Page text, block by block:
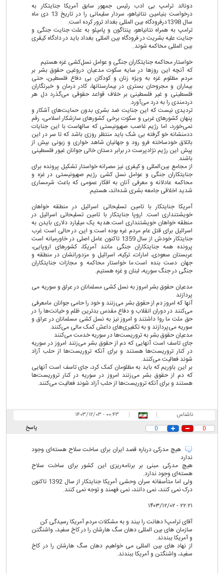
دونالد ترامپ بی ادب رئیس جمهور سابق آمریکا جنایتکار به
درخواست بنیامین نتانیاهو، سردار سلیمانی را در تاریخ 13 دی ماه
سال 1398درفرودگاه بین المللی بغداد ترور کرده است.
ترامپ به همراه نتانیاهو، پنتاگون و پامپئو به علت جنایت جنگی و
جنایت علیه بشریت در فرودگاه بین المللی بغداد باید در دادگاه کیقری
بین المللی مخاکمه شوند..
خواستار محاکمه جنایتکاران جنگی و عوامل نسل‌کشی غزه هستیم
که آنچه این روزها در سایه سکوت مدعیان دروغین حقوق بشر بر
مردم مظلوم غزه به ویژه زنان و کودکان بی دفاع فلسطین، حتی
بیماران و مجروحان بستری در بیمارستانها، کادر درمان و خبرنگاران
فلسطینی و غیر فلسطینی بر خلاف قواعد حقوقی می‌گذرد دل هر
دردمندی را به درد می‌آورد.
تردیدی نیست که این جنایت ضد بشری بدون حمایت‌های آشکار و
پنهان کشورهای غربی و سکوت برخی کشورهای سازشکار اسلامی، رقم
نمی‌خورد، اما رژیم غاصب صهیونیستی که سالهاست با این جنایات
ددمنشانه خو گرفته بی شک باید منتظر روزی باشد که تا سر در این
باتلاق خودساخته فرو رود و جهانیان شاهد خواری و زبونی بیش از
پیش این رژیم نژادپرست در برابر دستان خالی جوانان غیور فلسطینی
باشند.
از مجامع بین‌المللی و کیفری نیز مصرانه خواستار تشکیل پرونده برای
جنایتکاران جنگی و عوامل نسل کشی رژیم صهیونیستی در غزه و
محاکمه عادلانه و معرفی آنان به افکار عمومی که باعث شرمساری
شدید اخلاقی جامعه بشری شده‌اند، هستیم.
آمریکا جنایتکار با تامین تسلیحاتی اسرائیل در منطقه خواهان
خویشتنداری است. اروپا جنایتکار با تامین تسلیحاتی اسرائیل در
منطقه خواهان خویشتنداری است.هدیه یک میلیارد دلاری بایدن به
اسرائیل برای قتل عام مردم غره بوده است.و این در حالی است غرب
جنایتکار خودش از سال 1359 تاکنون عامل اصلی در خاورمیانه است
پرونده همه جنایتکاران جنگی مانند آمریکا، کشورهای اروپایی،
عربستان سعودی، امارات، ترکیه، اسرائیل و مزدورانشان در منطقه و
جهان دست بنده است.ما خواستار محاکمه و مجازات جنایتکاران
جنگی در جنگ سوریه، لبنان و غزه هستیم.
مدعیان حقوق بشر امروز به نسل کشی مسلمانان در عراق و سوریه می
پردازند
آنها که امروز دم از حقوق بشر می‌زنند و خود را حامی جوانان مامعرفی
می‌کنند در دوران انقلاب و دفاع مقدس بدترین ظلم و خیانت‌ها را در
حق ملت ما روا داشتند و امروز نیز به نسل کشی مسلمانان در عراق و
سوریه می‌پردازند و به تکفیری‌های داعش کمک مالی می‌کنند.
مدعیان حقوق بشر به تروریست‌ها در سوریه خدمت می‌کنند
جای تاسف است آنهایی که دم از حقوق بشر می‌زنند امروز در سوریه
در کنار تروریست‌ها هستند و برای آنکه تروریست‌ها از حلب آزاد
شوند فعالیت می‌کنند.
بر این باوریم که باید به مظلومان کمک کرد، جای تاسف است آنهایی
که دم از حقوق بشر می‌زنند امروز در سوریه در کنار تروریست‌ها
هستند و برای آنکه تروریست‌ها از حلب آزاد شوند فعالیت می‌کنند.
ناشناس |
|
۰۰:۴۳ - ۱۴۰۳/۱۲/۰۳
پاسخ
0
0
هیچ مدرکی درباره قصد ایران برای ساخت سلاح هسته‌ای وجود
ندارد
هیچ مدرکی مبنی بر برنامه‌ریزی این کشور برای ساخت سلاح
هسته‌ای وجود ندارد.
ولی اما متأسفانه سران وحشی آمریکا جنایتکار از سال 1392 تاکنون
درک نمی کنند، نمی دانند، نمی فهمند و توجه نمی کنند.
۲۲:۲۱ - ۱۴۰۳/۱۲/۰۲
آقای ترامپ! دهانت را ببند و به مشکلات مردم آمریکا رسیدگی کن
سازمان های بین المللی دهان سگ هارشان را در کاخ سفید، واشنگتن
و آمریکا ببندند.
از نهاد های بین المللی می خواهیم دهان سگ هارشان را در کاخ
سفید، واشنگتن و آمریکا ببندند.